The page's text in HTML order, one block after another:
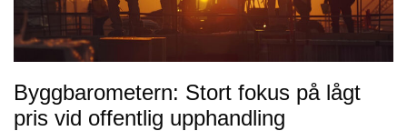
Byggbarometern: Stort fokus på lågt
pris vid offentlig upphandling